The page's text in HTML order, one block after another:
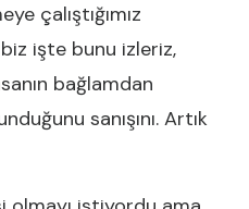
çalıştığımız
işte bunu izleriz,
bağlamdan
sanışını. Artık